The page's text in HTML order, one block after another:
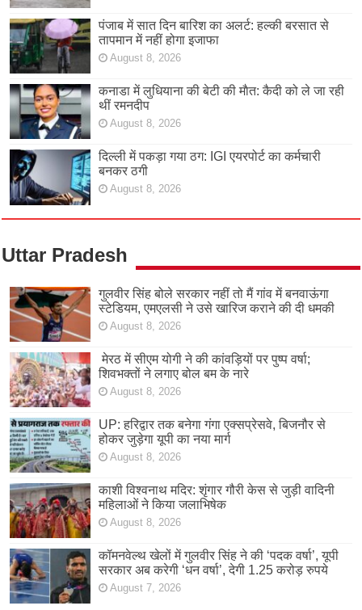
पंजाब में सात दिन बारिश का अलर्ट: हल्की बरसात से
तापमान में नहीं होगा इजाफा
August 8, 2026
कनाडा में लुधियाना की बेटी की माैत: कैदी को ले जा रही
थीं रमनदीप
August 8, 2026
दिल्ली में पकड़ा गया ठग: IGI एयरपोर्ट का कर्मचारी
बनकर ठगी
August 8, 2026
Uttar Pradesh
गुलवीर सिंह बोले सरकार नहीं तो मैं गांव में बनवाऊंगा
स्टेडियम, एमएलसी ने उसे खारिज कराने की दी धमकी
August 8, 2026
मेरठ में सीएम योगी ने की कांवड़ियों पर पुष्प वर्षा;
शिवभक्तों ने लगाए बोल बम के नारे
August 8, 2026
UP: हरिद्वार तक बनेगा गंगा एक्सप्रेसवे, बिजनौर से
होकर जुड़ेगा यूपी का नया मार्ग
August 8, 2026
काशी विश्वनाथ मदिर: शृंगार गौरी केस से जुड़ी वादिनी
महिलाओं ने किया जलाभिषेक
August 8, 2026
कॉमनवेल्थ खेलों में गुलवीर सिंह ने की ‘पदक वर्षा’, यूपी
सरकार अब करेगी ‘धन वर्षा’, देगी 1.25 करोड़ रुपये
August 7, 2026